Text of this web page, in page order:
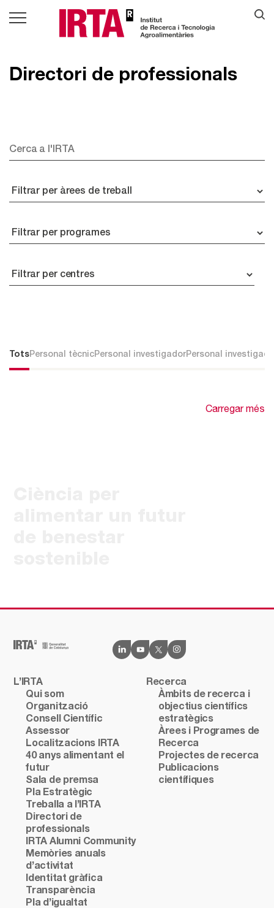
Directori de professionals
TotsPersonal tècnicPersonal investigadorPersonal
Carregar més
L’IRTA
Qui som
Organització
Consell Científic
Assessor
Localitzacions IRTA
40 anys alimentant el
futur
Sala de premsa
Pla Estratègic
Treballa a l’IRTA
Directori de
professionals
IRTA Alumni Community
Memòries anuals
d’activitat
Identitat gràfica
Transparència
Pla d’igualtat
Recerca
Àmbits de recerca i
objectius científics
estratègics
Àrees i Programes de
Recerca
Projectes de recerca
Publicacions
científiques